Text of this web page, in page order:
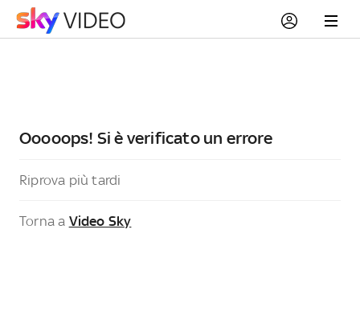
Ooooops! Si è verificato un errore
Riprova più tardi
Torna a Video Sky